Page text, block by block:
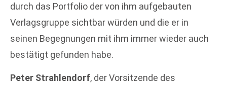
durch das Portfolio der von ihm aufgebauten
Verlagsgruppe sichtbar würden und die er in
seinen Begegnungen mit ihm immer wieder auch
bestätigt gefunden habe.
Peter Strahlendorf, der Vorsitzende des